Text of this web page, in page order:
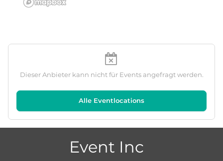
Dieser Anbieter kann nicht für Events angefragt werden.
Alle Eventlocations
Event Inc